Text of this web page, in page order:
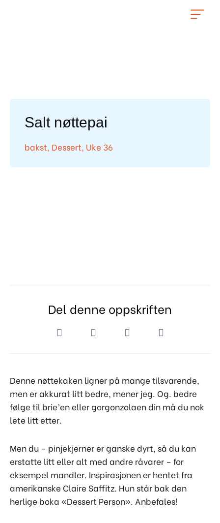
Salt nøttepai
bakst, Dessert, Uke 36
Del denne oppskriften
Denne nøttekaken ligner på mange tilsvarende,
men er akkurat litt bedre, mener jeg. Og. bedre
følge til brie’en eller gorgonzolaen din må du nok
lete litt etter.
Men du – pinjekjerner er ganske dyrt, så du kan
erstatte litt eller alt med andre råvarer – for
eksempel mandler. Inspirasjonen er hentet fra
amerikanske Claire Saffitz. Hun står bak den
herlige boka «Dessert Person». Anbefales!